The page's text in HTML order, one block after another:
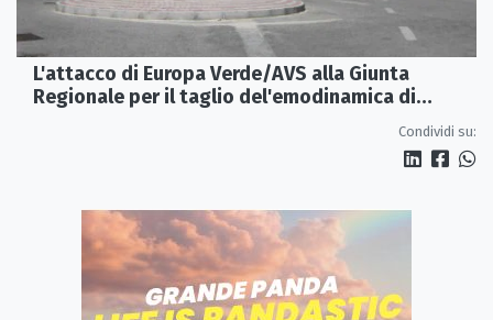
L'attacco di Europa Verde/AVS alla Giunta
Regionale per il taglio del'emodinamica di
Condividi su: